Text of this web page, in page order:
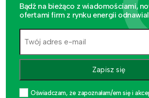
Bądź na bieżąco z wiadomościami,
ofertami firm z rynku energii
Zapisz się
Oświadczam, że zapoznałam/em się i